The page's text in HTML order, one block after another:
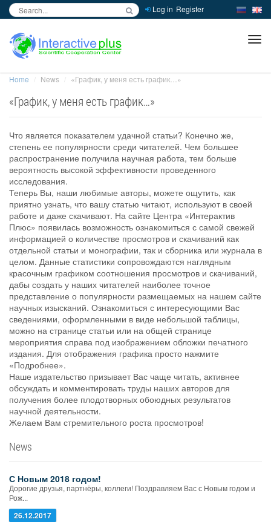
Log in Register
Home News «График, у меня есть график…»
«График, у меня есть график…»
Что является показателем удачной статьи? Конечно же,
степень ее популярности среди читателей. Чем большее
распространение получила научная работа, тем больше
вероятность высокой эффективности проведенного
исследования.
Теперь Вы, наши любимые авторы, можете ощутить, как
приятно узнать, что вашу статью читают, используют в своей
работе и даже скачивают. На сайте Центра «Интерактив
Плюс» появилась возможность ознакомиться с самой свежей
информацией о количестве просмотров и скачиваний как
отдельной статьи и монографии, так и сборника или журнала в
целом. Данные статистики сопровождаются наглядным
красочным графиком соотношения просмотров и скачиваний,
дабы создать у наших читателей наиболее точное
представление о популярности размещаемых на нашем сайте
научных изысканий. Ознакомиться с интересующими Вас
сведениями, оформленными в виде небольшой таблицы,
можно на странице статьи или на общей странице
мероприятия справа под изображением обложки печатного
издания. Для отображения графика просто нажмите
«Подробнее».
Наше издательство призывает Вас чаще читать, активнее
обсуждать и комментировать труды наших авторов для
получения более плодотворных обоюдных результатов
научной деятельности.
Желаем Вам стремительного роста просмотров!
News
С Новым 2018 годом!
Дорогие друзья, партнёры, коллеги! Поздравляем Вас с Новым годом и
Рож...
26.12.2017